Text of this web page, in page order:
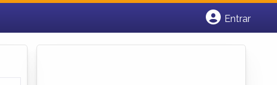
Entrar